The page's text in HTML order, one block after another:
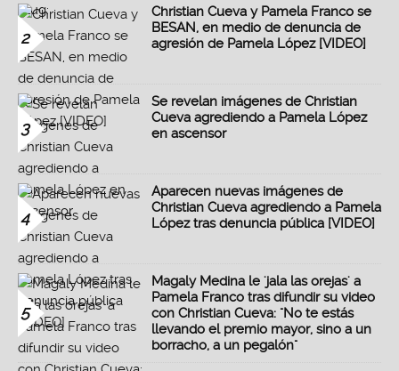
2
Christian Cueva y Pamela Franco se
BESAN, en medio de denuncia de
agresión de Pamela López [VIDEO]
3
Se revelan imágenes de Christian
Cueva agrediendo a Pamela López
en ascensor
4
Aparecen nuevas imágenes de
Christian Cueva agrediendo a Pamela
López tras denuncia pública [VIDEO]
5
Magaly Medina le 'jala las orejas' a
Pamela Franco tras difundir su video
con Christian Cueva: "No te estás
llevando el premio mayor, sino a un
borracho, a un pegalón"